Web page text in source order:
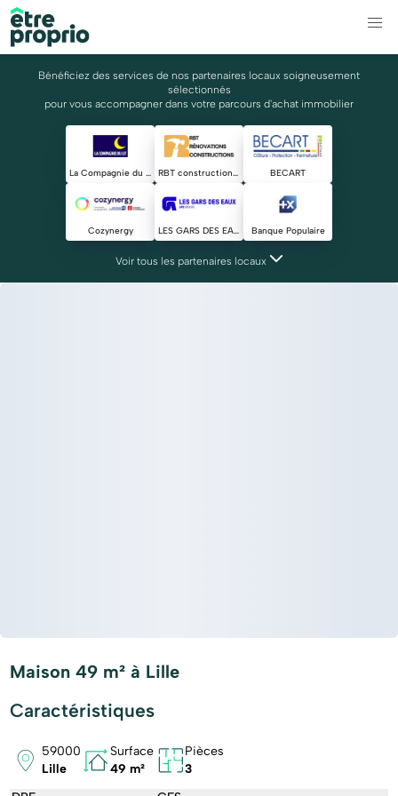
Bénéficiez des services de nos partenaires locaux soigneusement
sélectionnés
pour vous accompagner dans votre parcours d'achat immobilier
La Compagnie du Lit RBT constructions & rénovations tout corps d'état BECART
Cozynergy LES GARS DES EAUX Banque Populaire
Voir tous les partenaires locaux
Maison 49 m² à Lille
Caractéristiques
59000
Lille
Surface
49 m²
Pièces
3